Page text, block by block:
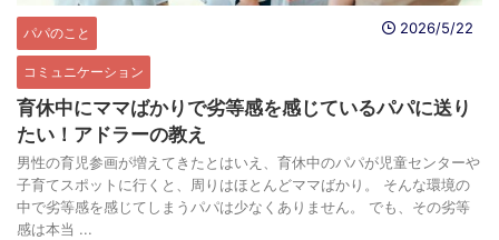
パパのこと
コミュニケーション
2026/5/22
育休中にママばかりで劣等感を感じているパパに送り
たい！アドラーの教え
男性の育児参画が増えてきたとはいえ、育休中のパパが児童センターや
子育てスポットに行くと、周りはほとんどママばかり。 そんな環境の
中で劣等感を感じてしまうパパは少なくありません。 でも、その劣等
感は本当 ...